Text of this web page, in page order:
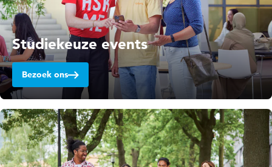
Studiekeuze events
Bezoek ons